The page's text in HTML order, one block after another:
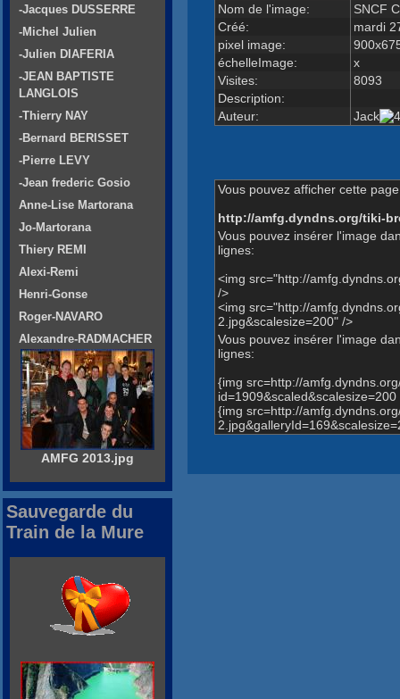
Nom de l'image:
SNCF
Créé:
mardi
pixel image:
échelleImage:
x
Visites:
8093
Description:
Auteur:
Jack
Vous pouvez afficher cette
http://amfg.dyndns.org/tiki-
Vous pouvez insérer l'image
lignes:
<img src="http://
/>
<img src="http://
2.jpg&scalesize=200" />
Vous pouvez insérer l'image
lignes:
{img src=http://
id=1909&scaled&scalesize=200
{img src=http://
-Jacques DUSSERRE
-Michel Julien
-Julien DIAFERIA
-JEAN BAPTISTE
LANGLOIS
-Thierry NAY
-Bernard BERISSET
-Pierre LEVY
-Jean frederic Gosio
Anne-Lise Martorana
Jo-Martorana
Thiery REMI
Alexi-Remi
Henri-Gonse
Roger-NAVARO
Alexandre-RADMACHER
AMFG 2013.jpg
Sauvegarde du
Train de la Mure